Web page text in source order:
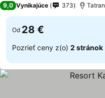
9,0 Vynikajúce 373
Od 28 €
Pozrieť ceny z(o) 2 stránok